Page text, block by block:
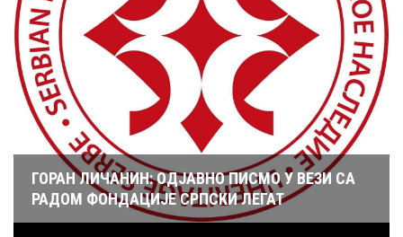
ГОРАН ЛИЧАНИН: ОДЈАВНО ПИСМО У ВЕЗИ СА
РАДОМ ФОНДАЦИЈЕ СРПСКИ ЛЕГАТ